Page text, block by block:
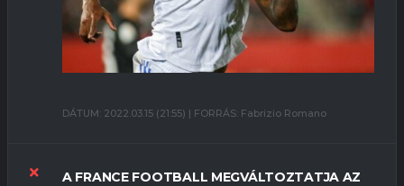
DÁTUM: 2022.03.15 (21:55) | FORRÁS: Fabrizio Romano
A FRANCE FOOTBALL MEGVÁLTOZTATJA AZ